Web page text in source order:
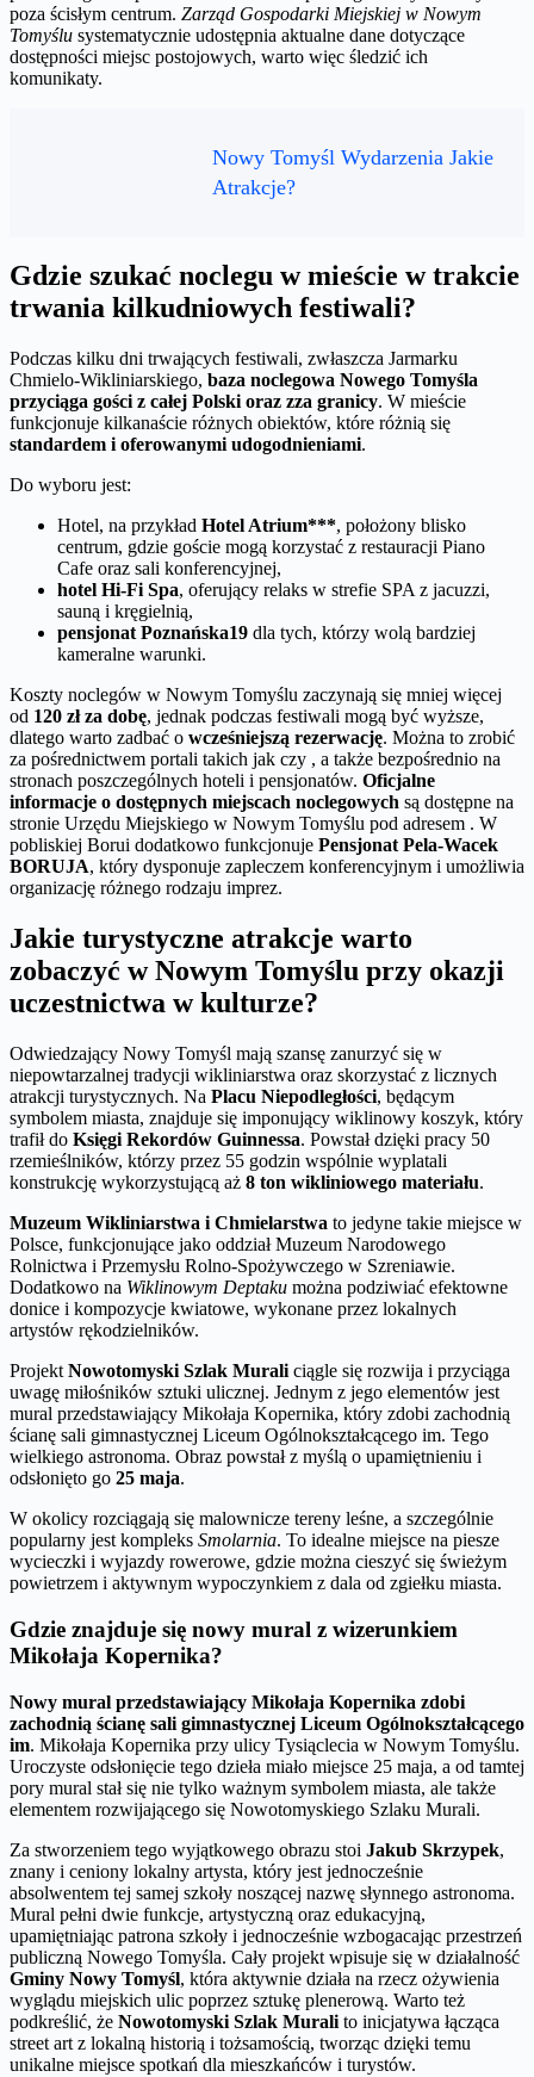
poza ścisłym centrum. Zarząd Gospodarki Miejskiej w Nowym
Tomyślu systematycznie udostępnia aktualne dane dotyczące
dostępności miejsc postojowych, warto więc śledzić ich
komunikaty.
Nowy Tomyśl Wydarzenia Jakie
Atrakcje?
Gdzie szukać noclegu w mieście w trakcie
trwania kilkudniowych festiwali?
Podczas kilku dni trwających festiwali, zwłaszcza Jarmarku
Chmielo-Wikliniarskiego, baza noclegowa Nowego Tomyśla
przyciąga gości z całej Polski oraz zza granicy. W mieście
funkcjonuje kilkanaście różnych obiektów, które różnią się
standardem i oferowanymi udogodnieniami.
Do wyboru jest:
Hotel, na przykład Hotel Atrium***, położony blisko
centrum, gdzie goście mogą korzystać z restauracji Piano
Cafe oraz sali konferencyjnej,
hotel Hi-Fi Spa, oferujący relaks w strefie SPA z jacuzzi,
sauną i kręgielnią,
pensjonat Poznańska19 dla tych, którzy wolą bardziej
kameralne warunki.
Koszty noclegów w Nowym Tomyślu zaczynają się mniej więcej
od 120 zł za dobę, jednak podczas festiwali mogą być wyższe,
dlatego warto zadbać o wcześniejszą rezerwację. Można to zrobić
za pośrednictwem portali takich jak czy , a także bezpośrednio na
stronach poszczególnych hoteli i pensjonatów. Oficjalne
informacje o dostępnych miejscach noclegowych są dostępne na
stronie Urzędu Miejskiego w Nowym Tomyślu pod adresem . W
pobliskiej Borui dodatkowo funkcjonuje Pensjonat Pela-Wacek
BORUJA, który dysponuje zapleczem konferencyjnym i umożliwia
organizację różnego rodzaju imprez.
Jakie turystyczne atrakcje warto
zobaczyć w Nowym Tomyślu przy okazji
uczestnictwa w kulturze?
Odwiedzający Nowy Tomyśl mają szansę zanurzyć się w
niepowtarzalnej tradycji wikliniarstwa oraz skorzystać z licznych
atrakcji turystycznych. Na Placu Niepodległości, będącym
symbolem miasta, znajduje się imponujący wiklinowy koszyk, który
trafił do Księgi Rekordów Guinnessa. Powstał dzięki pracy 50
rzemieślników, którzy przez 55 godzin wspólnie wyplatali
konstrukcję wykorzystującą aż 8 ton wikliniowego materiału.
Muzeum Wikliniarstwa i Chmielarstwa to jedyne takie miejsce w
Polsce, funkcjonujące jako oddział Muzeum Narodowego
Rolnictwa i Przemysłu Rolno-Spożywczego w Szreniawie.
Dodatkowo na Wiklinowym Deptaku można podziwiać efektowne
donice i kompozycje kwiatowe, wykonane przez lokalnych
artystów rękodzielników.
Projekt Nowotomyski Szlak Murali ciągle się rozwija i przyciąga
uwagę miłośników sztuki ulicznej. Jednym z jego elementów jest
mural przedstawiający Mikołaja Kopernika, który zdobi zachodnią
ścianę sali gimnastycznej Liceum Ogólnokształcącego im. Tego
wielkiego astronoma. Obraz powstał z myślą o upamiętnieniu i
odsłonięto go 25 maja.
W okolicy rozciągają się malownicze tereny leśne, a szczególnie
popularny jest kompleks Smolarnia. To idealne miejsce na piesze
wycieczki i wyjazdy rowerowe, gdzie można cieszyć się świeżym
powietrzem i aktywnym wypoczynkiem z dala od zgiełku miasta.
Gdzie znajduje się nowy mural z wizerunkiem
Mikołaja Kopernika?
Nowy mural przedstawiający Mikołaja Kopernika zdobi
zachodnią ścianę sali gimnastycznej Liceum Ogólnokształcącego
im. Mikołaja Kopernika przy ulicy Tysiąclecia w Nowym Tomyślu.
Uroczyste odsłonięcie tego dzieła miało miejsce 25 maja, a od tamtej
pory mural stał się nie tylko ważnym symbolem miasta, ale także
elementem rozwijającego się Nowotomyskiego Szlaku Murali.
Za stworzeniem tego wyjątkowego obrazu stoi Jakub Skrzypek,
znany i ceniony lokalny artysta, który jest jednocześnie
absolwentem tej samej szkoły noszącej nazwę słynnego astronoma.
Mural pełni dwie funkcje, artystyczną oraz edukacyjną,
upamiętniając patrona szkoły i jednocześnie wzbogacając przestrzeń
publiczną Nowego Tomyśla. Cały projekt wpisuje się w działalność
Gminy Nowy Tomyśl, która aktywnie działa na rzecz ożywienia
wyglądu miejskich ulic poprzez sztukę plenerową. Warto też
podkreślić, że Nowotomyski Szlak Murali to inicjatywa łącząca
street art z lokalną historią i tożsamością, tworząc dzięki temu
unikalne miejsce spotkań dla mieszkańców i turystów.